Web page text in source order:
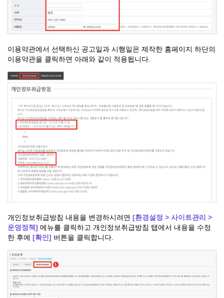
이용약관에서 선택하신 공고일과 시행일은 제작한 홈페이지 하단의
이용약관을 클릭하면 아래와 같이 적용됩니다.
개인정보취급방침 내용을 변경하시려면 [환경설정 > 사이트관리 >
운영정책] 메뉴를 클릭하고 개인정보취급방침 탭에서 내용을 수정
한 후에 [확인] 버튼을 클릭합니다.